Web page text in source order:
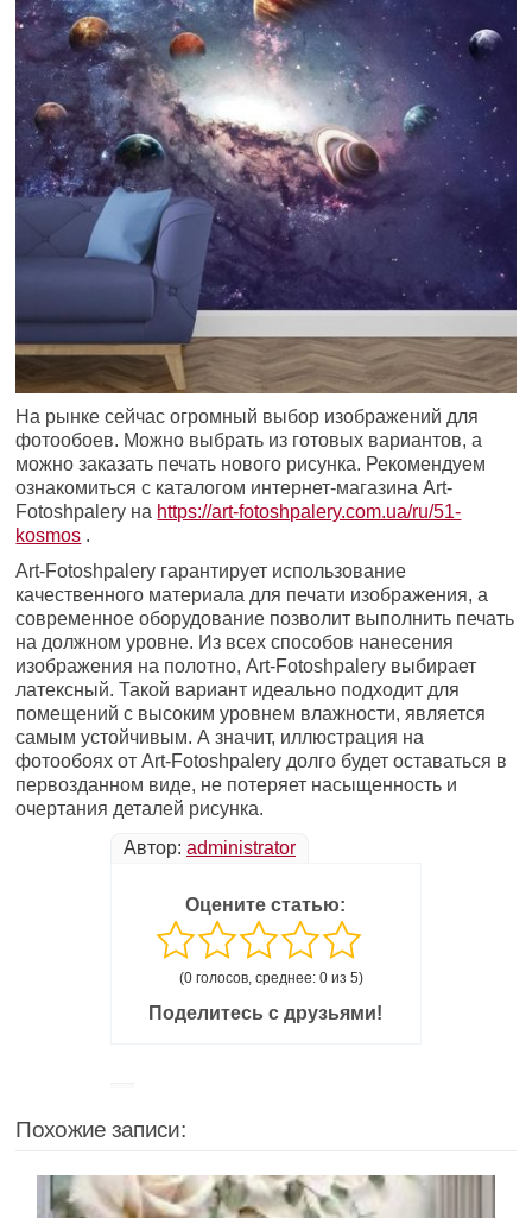
На рынке сейчас огромный выбор изображений для
фотообоев. Можно выбрать из готовых вариантов, а
можно заказать печать нового рисунка. Рекомендуем
ознакомиться с каталогом интернет-магазина Art-
Fotoshpalery на https://art-fotoshpalery.com.ua/ru/51-
kosmos .
Art-Fotoshpalery гарантирует использование
качественного материала для печати изображения, а
современное оборудование позволит выполнить печать
на должном уровне. Из всех способов нанесения
изображения на полотно, Art-Fotoshpalery выбирает
латексный. Такой вариант идеально подходит для
помещений с высоким уровнем влажности, является
самым устойчивым. А значит, иллюстрация на
фотообоях от Art-Fotoshpalery долго будет оставаться в
первозданном виде, не потеряет насыщенность и
очертания деталей рисунка.
Автор: administrator
Оцените статью:
(0 голосов, среднее: 0 из 5)
Поделитесь с друзьями!
Похожие записи: